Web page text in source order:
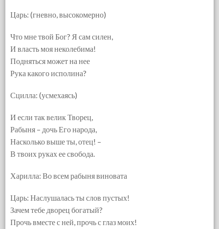
Царь: (гневно, высокомерно)
Что мне твой Бог? Я сам силен,
И власть моя неколебима!
Подняться может на нее
Рука какого исполина?
Сцилла: (усмехаясь)
И если так велик Творец,
Рабыня – дочь Его народа,
Насколько выше ты, отец! –
В твоих руках ее свобода.
Харилла: Во всем рабыня виновата
Царь: Наслушалась ты слов пустых!
Зачем тебе дворец богатый?
Прочь вместе с ней, прочь с глаз моих!